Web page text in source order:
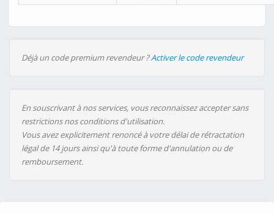
Déjà un code premium revendeur ?Activer le code revendeur
En souscrivant à nos services, vous reconnaissez accepter sans
restrictions nos conditions d'utilisation.
Vous avez explicitement renoncé à votre délai de rétractation
légal de 14 jours ainsi qu'à toute forme d'annulation ou de
remboursement.